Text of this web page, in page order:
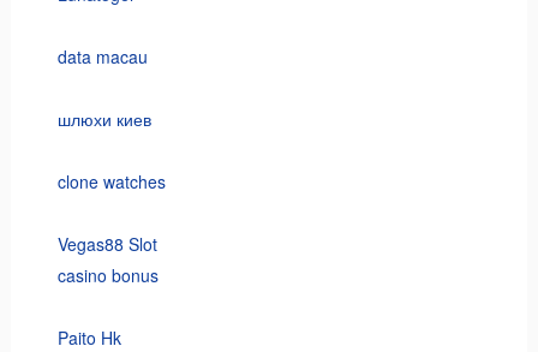
data macau
шлюхи киев
clone watches
Vegas88 Slot
casino bonus
Paito Hk